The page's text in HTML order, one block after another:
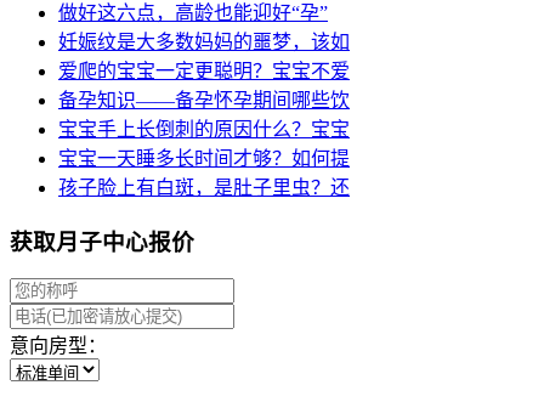
做好这六点，高龄也能迎好“孕”
妊娠纹是大多数妈妈的噩梦，该如
爱爬的宝宝一定更聪明？宝宝不爱
备孕知识——备孕怀孕期间哪些饮
宝宝手上长倒刺的原因什么？宝宝
宝宝一天睡多长时间才够？如何提
孩子脸上有白斑，是肚子里虫？还
获取月子中心报价
意向房型：